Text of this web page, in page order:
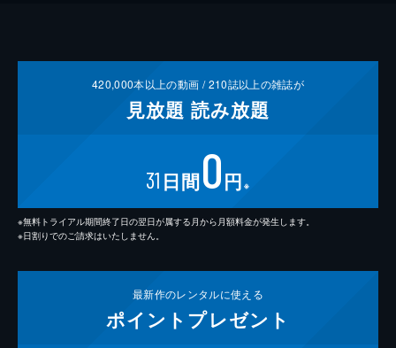
420,000本以上の動画 /210誌以上の雑誌が
見放題 読み放題
31 日間0円 ※
※無料トライアル期間終了日の翌日が属する月から月額料金が発生します。
※日割りでのご請求はいたしません。
最新作のレンタルに使える
ポイント プレゼント